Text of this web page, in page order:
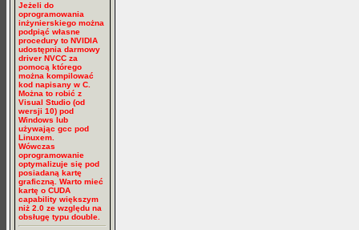
Jeżeli do
oprogramowania
inżynierskiego można
podpiąć własne
procedury to NVIDIA
udostępnia darmowy
driver NVCC za
pomocą którego
można kompilować
kod napisany w C.
Można to robić z
Visual Studio (od
wersji 10) pod
Windows lub
używając gcc pod
Linuxem.
Wówczas
oprogramowanie
optymalizuje się pod
posiadaną kartę
graficzną. Warto mieć
kartę o CUDA
capability większym
niż 2.0 ze względu na
obsługę typu double.